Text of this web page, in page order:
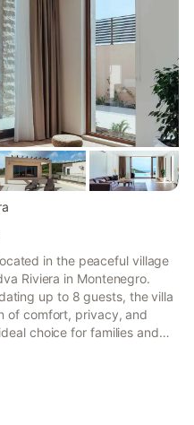
przestrzeń do spotkań i
in the peaceful village
Riviera in Montenegro.
up to 8 guests, the villa
of comfort, privacy, and
choice for families and
designed living room